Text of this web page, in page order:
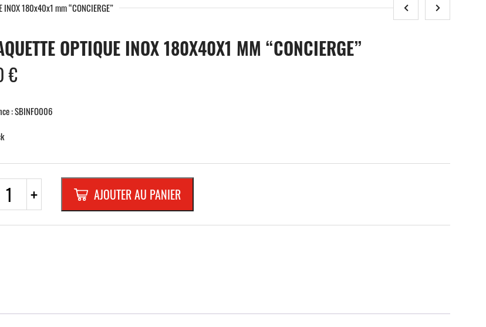
INOX 180x40x1 mm “CONCIERGE”
OPTIQUE INOX 180X40X1 MM “CONCIERGE”
€
: SBINFO006
+ AJOUTER AU PANIER